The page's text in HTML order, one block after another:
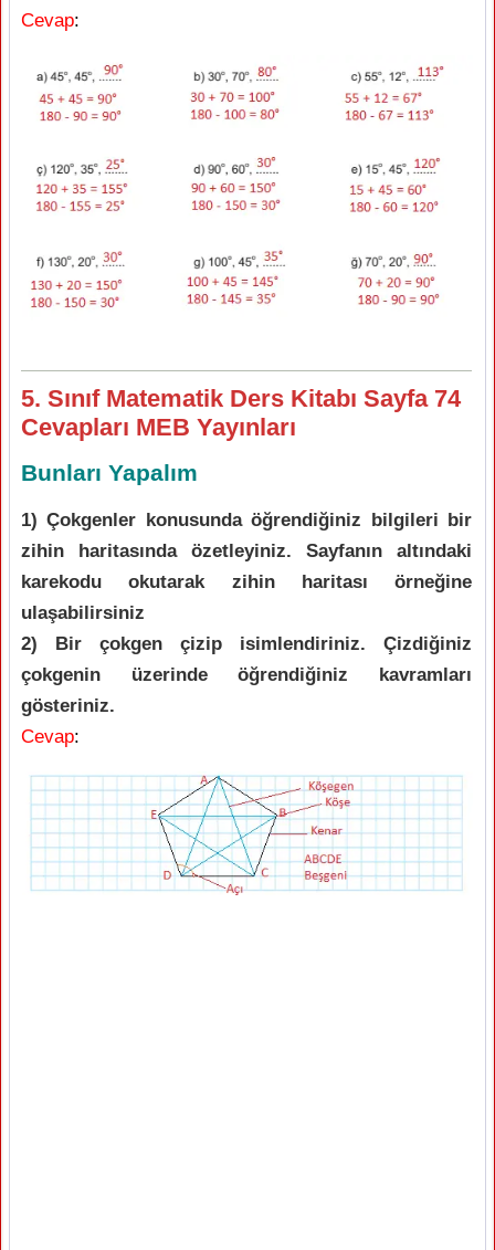
Cevap:
5. Sınıf Matematik Ders Kitabı Sayfa 74
Cevapları MEB Yayınları
Bunları Yapalım
1) Çokgenler konusunda öğrendiğiniz bilgileri bir
zihin haritasında özetleyiniz. Sayfanın altındaki
karekodu okutarak zihin haritası örneğine
ulaşabilirsiniz
2) Bir çokgen çizip isimlendiriniz. Çizdiğiniz
çokgenin üzerinde öğrendiğiniz kavramları
gösteriniz.
Cevap: